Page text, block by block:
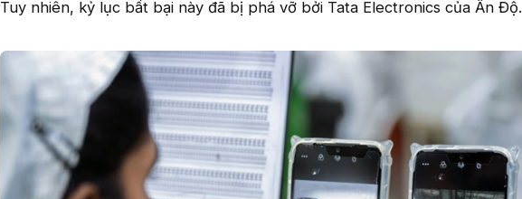
Tuy nhiên, kỷ lục bất bại này đã bị phá vỡ bởi Tata Electronics của Ấn Độ.